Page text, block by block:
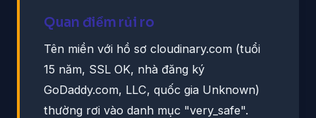
Quan điểm rủi ro
Tên miền với hồ sơ cloudinary.com (tuổi
15 năm, SSL OK, nhà đăng ký
GoDaddy.com, LLC, quốc gia Unknown)
thường rơi vào danh mục "very_safe".